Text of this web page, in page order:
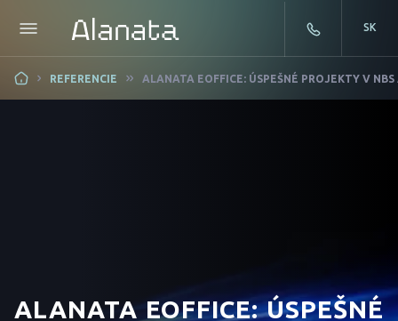
SK
REFERENCIE ALANATA EOFFICE: ÚSPEŠNÉ PROJEKTY V NBS
ALANATA EOFFICE: ÚSPEŠNÉ